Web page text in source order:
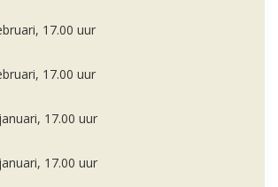
17.00 uur
17.00 uur
17.00 uur
17.00 uur